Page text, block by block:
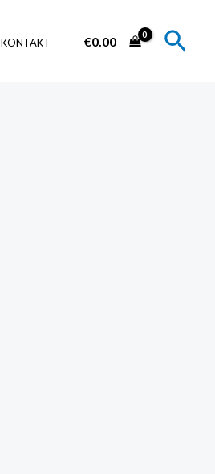
KONTAKT €0.00